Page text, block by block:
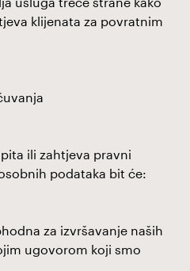
klijenata za povratnim
ili zahtjeva pravni
podataka bit će:
za izvršavanje naših
ugovorom koji smo